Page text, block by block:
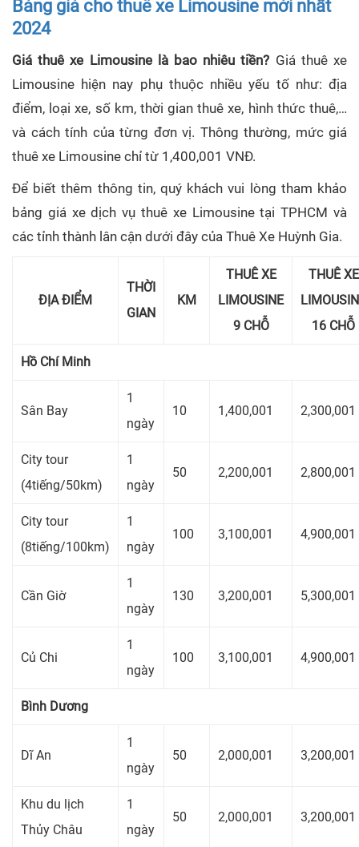
Bảng giá cho thuê xe Limousine mới nhất
2024
Giá thuê xe Limousine là bao nhiêu tiền? Giá thuê xe
Limousine hiện nay phụ thuộc nhiều yếu tố như: địa
điểm, loại xe, số km, thời gian thuê xe, hình thức thuê,…
và cách tính của từng đơn vị. Thông thường, mức giá
thuê xe Limousine chỉ từ 1,400,001 VNĐ.
Để biết thêm thông tin, quý khách vui lòng tham khảo
bảng giá xe dịch vụ thuê xe Limousine tại TPHCM và
các tỉnh thành lân cận dưới đây của Thuê Xe Huỳnh Gia.
ĐỊA ĐIỂM
THỜI
GIAN
KM
THUÊ XE
LIMOUSINE
9 CHỖ
THUÊ XE
16 CHỖ
Hồ Chí Minh
Sân Bay
1
ngày
10 1,400,001 2,300,001
City tour
(4tiếng/50km)
1
ngày
50 2,200,001 2,800,001
City tour
(8tiếng/100km)
1
ngày
100 3,100,001 4,900,001
Cần Giờ
1
ngày
130 3,200,001 5,300,001
Củ Chi
1
ngày
100 3,100,001 4,900,001
Bình Dương
Dĩ An
1
ngày
50 2,000,001 3,200,001
Khu du lịch
Thủy Châu
1
ngày
50 2,000,001 3,200,001